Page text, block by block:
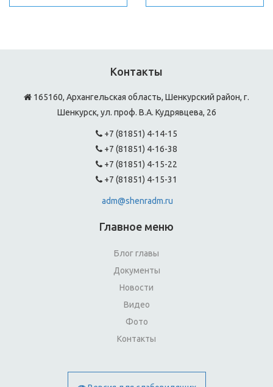
Контакты
165160, Архангельская область, Шенкурский район, г.
Шенкурск, ул. проф. В.А. Кудрявцева, 26
+7 (81851) 4-14-15
+7 (81851) 4-16-38
+7 (81851) 4-15-22
+7 (81851) 4-15-31
adm@shenradm.ru
Главное меню
Блог главы
Документы
Новости
Видео
Фото
Контакты